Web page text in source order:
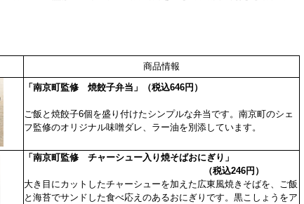
商品情報
「南京町監修 焼餃子弁当」（税込646円）
ご飯と焼餃子6個を盛 り付けたシンプルな弁当です。南京町のシェ
フ監修のオリジナル味噌ダレ、ラー油を別添しています。
「南京町監修 チャーシュー入り焼そばおにぎり」
（税込246円）
大き目にカットしたチャーシューを加えた広東風焼きそばを、ご飯
と海苔でサンドした食べ応えのあるおにぎりです。黒こしょうをア